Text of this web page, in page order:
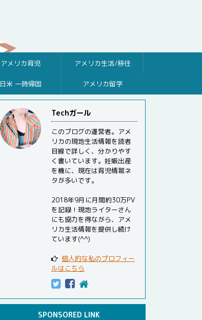
アメリカ育児 アメリカ生活/移住
日米 一時帰国 アメリカ留学
Techガール
このブログの運営者。アメ
リカの現地生活情報を読者
目線で詳しく、分かりやす
く書いています。妊娠出産
を機に、現在は育児情報ネ
タが多いです。
2018年9月に月間約30万PV
を記録！現地ライターさん
にも協力を得ながら、アメ
リカ生活情報を提供し続け
ています(^^)
個人的な私のプロフィー
ルはこちら
SPONSORED LINK